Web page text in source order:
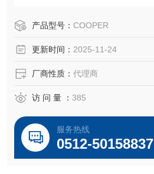
• Class I, Zone 2, nA
• Class III
产品型号： COOPER
更新时间： 2025-11-24
厂商性质： 代理商
访 问 量 ： 385
服务热线
0512-50158837